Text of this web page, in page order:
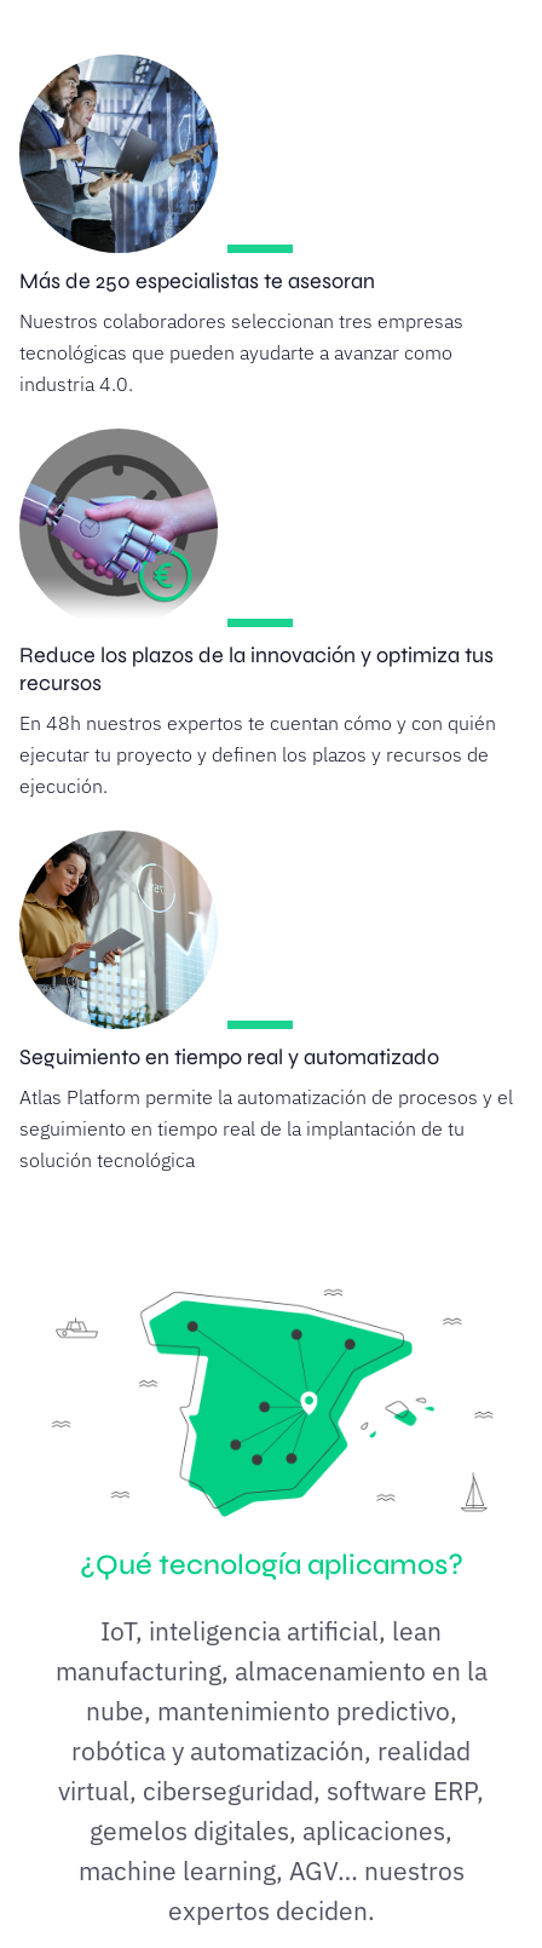
Más de 250 especialistas te asesoran
Nuestros colaboradores seleccionan tres empresas
tecnológicas que pueden ayudarte a avanzar como
industria 4.0.
Reduce los plazos de la innovación y optimiza tus
recursos
En 48h nuestros expertos te cuentan cómo y con quién
ejecutar tu proyecto y definen los plazos y recursos de
ejecución.
Seguimiento en tiempo real y automatizado
Atlas Platform permite la automatización de procesos y el
seguimiento en tiempo real de la implantación de tu
solución tecnológica
¿Qué tecnología aplicamos?
IoT, inteligencia artificial, lean
manufacturing, almacenamiento en la
nube, mantenimiento predictivo,
robótica y automatización, realidad
virtual, ciberseguridad, software ERP,
gemelos digitales, aplicaciones,
machine learning, AGV… nuestros
expertos deciden.